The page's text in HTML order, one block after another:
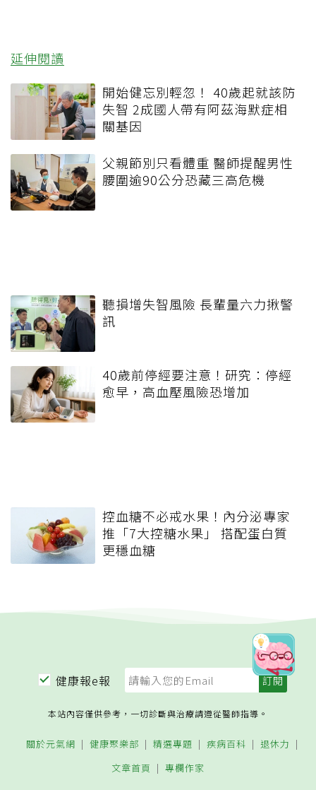
延伸閱讀
開始健忘別輕忽！ 40歲起就該防
失智 2成國人帶有阿茲海默症相
關基因
父親節別只看體重 醫師提醒男性
腰圍逾90公分恐藏三高危機
聽損增失智風險 長輩量六力揪警
訊
40歲前停經要注意！研究：停經
愈早，高血壓風險恐增加
控血糖不必戒水果！內分泌專家
推「7大控糖水果」 搭配蛋白質
更穩血糖
健康報e報
本站內容僅供參考，一切診斷與治療請遵從醫師指導。
關於元氣網 健康聚樂部 精選專題 疾病百科
退休力
文章首頁
專欄作家